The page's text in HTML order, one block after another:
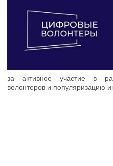
Сведения об
Абитуриенту
Рейтинговые списки
Рекомендованные к
Приказы о зачислении
за активное участие в
волонтеров и популяризацию